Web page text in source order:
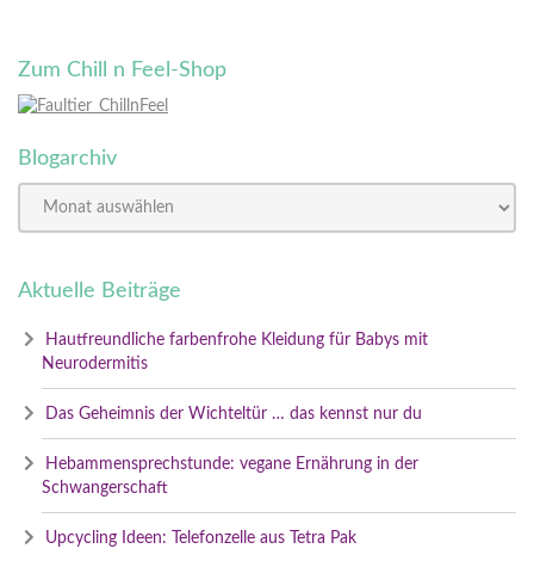
Zum Chill n Feel-Shop
Blogarchiv
Aktuelle Beiträge
Hautfreundliche farbenfrohe Kleidung für Babys mit
Neurodermitis
Das Geheimnis der Wichteltür … das kennst nur du
Hebammensprechstunde: vegane Ernährung in der
Schwangerschaft
Upcycling Ideen: Telefonzelle aus Tetra Pak